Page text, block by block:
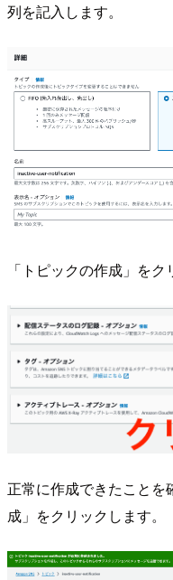
列を記入します。
「トピックの作成」をク
正常に作成できたこと
成」をクリックします。